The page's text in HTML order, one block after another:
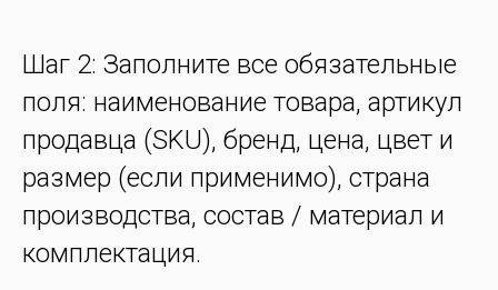
Шаг 2: Заполните все обязательные
поля: наименование товара, артикул
продавца (SKU), бренд, цена, цвет и
размер (если применимо), страна
производства, состав / материал и
комплектация.